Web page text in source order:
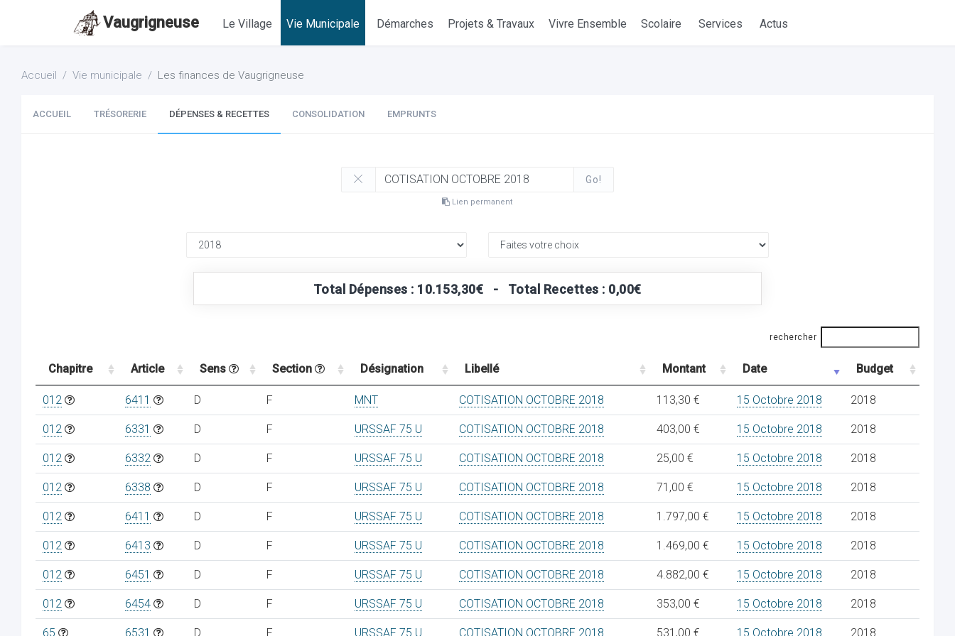
Vaugrigneuse Le Village Vie Municipale Démarches Projets & Travaux Vivre Ensemble Scolaire Services Actus
Accueil Vie municipale Les finances de Vaugrigneuse
ACCUEIL TRÉSORERIE DÉPENSES & RECETTES CONSOLIDATION EMPRUNTS
Go!
Lien permanent
Total Dépenses : 10.153,30€ - Total Recettes : 0,00€
rechercher
Chapitre Article Sens Section Désignation Libellé Montant Date Budget
012 6411 D F MNT COTISATION OCTOBRE 2018 113,30 € 15 Octobre 2018 2018
012 6331 D F URSSAF 75 U COTISATION OCTOBRE 2018 403,00 € 15 Octobre 2018 2018
012 6332 D F URSSAF 75 U COTISATION OCTOBRE 2018 25,00 € 15 Octobre 2018 2018
012 6338 D F URSSAF 75 U COTISATION OCTOBRE 2018 71,00 € 15 Octobre 2018 2018
012 6411 D F URSSAF 75 U COTISATION OCTOBRE 2018 1.797,00 € 15 Octobre 2018 2018
012 6413 D F URSSAF 75 U COTISATION OCTOBRE 2018 1.469,00 € 15 Octobre 2018 2018
012 6451 D F URSSAF 75 U COTISATION OCTOBRE 2018 4.882,00 € 15 Octobre 2018 2018
012 6454 D F URSSAF 75 U COTISATION OCTOBRE 2018 353,00 € 15 Octobre 2018 2018
65 6531 D F URSSAF 75 U COTISATION OCTOBRE 2018 531,00 € 15 Octobre 2018 2018